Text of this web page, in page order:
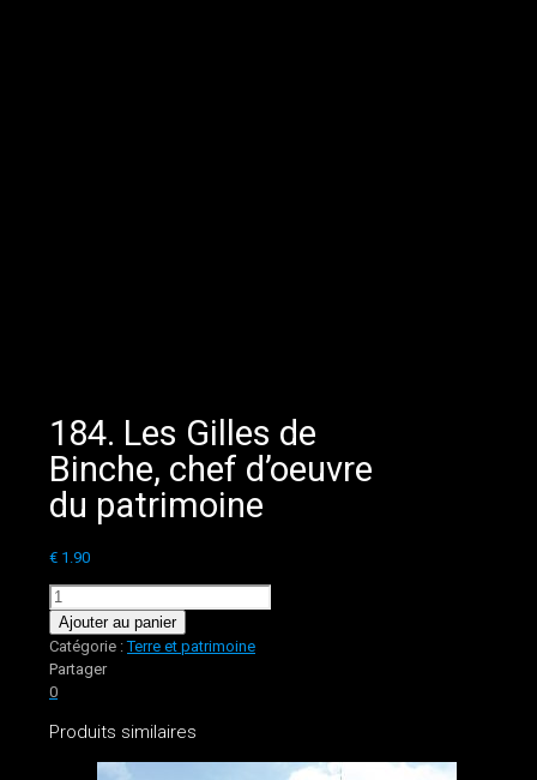
184. Les Gilles de
Binche, chef d’oeuvre
du patrimoine
€ 1.90
quantité
de
184.
Les
Gilles
Binche,
Ajouter au panier
Catégorie :Terre et patrimoine
Partager
0
Produits similaires